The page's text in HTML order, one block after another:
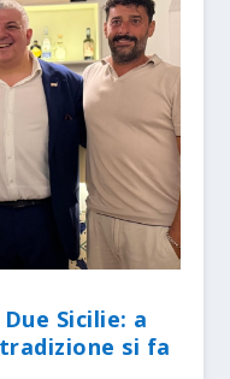
Sicilie: a
si fa